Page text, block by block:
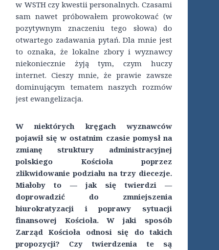
w WSTH czy kwestii personalnych. Czasami
sam nawet próbowałem prowokować (w
pozytywnym znaczeniu tego słowa) do
otwartego zadawania pytań. Dla mnie jest
to oznaka, że lokalne zbory i wyznawcy
niekoniecznie żyją tym, czym huczy
internet. Cieszy mnie, że prawie zawsze
dominującym tematem naszych rozmów
jest ewangelizacja.
W niektórych kręgach wyznawców
pojawił się w ostatnim czasie pomysł na
zmianę struktury administracyjnej
polskiego Kościoła poprzez
zlikwidowanie podziału na trzy diecezje.
Miałoby to — jak się twierdzi —
doprowadzić do zmniejszenia
biurokratyzacji i poprawy sytuacji
finansowej Kościoła. W jaki sposób
Zarząd Kościoła odnosi się do takich
propozycji? Czy twierdzenia te są